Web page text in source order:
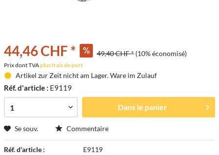
44,46 CHF * 49,40 CHF * (10% économisé)
Prix dont TVAplus frais de port
Artikel zur Zeit nicht am Lager. Ware im Zulauf
Réf. d'article : E9119
Dans le panier
Se souv. Commentaire
Réf. d'article : E9119